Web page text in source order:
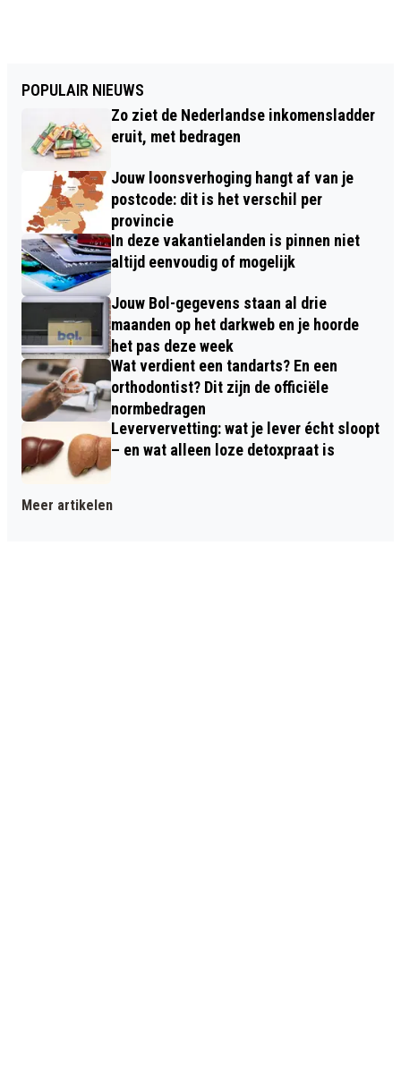
POPULAIR NIEUWS
Zo ziet de Nederlandse inkomensladder
eruit, met bedragen
Jouw loonsverhoging hangt af van je
postcode: dit is het verschil per
provincie
In deze vakantielanden is pinnen niet
altijd eenvoudig of mogelijk
Jouw Bol-gegevens staan al drie
maanden op het darkweb en je hoorde
het pas deze week
Wat verdient een tandarts? En een
orthodontist? Dit zijn de officiële
normbedragen
Leververvetting: wat je lever écht sloopt
– en wat alleen loze detoxpraat is
Meer artikelen